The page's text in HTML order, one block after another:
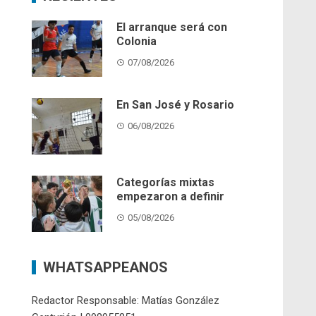
El arranque será con
Colonia
07/08/2026
En San José y Rosario
06/08/2026
Categorías mixtas
empezaron a definir
05/08/2026
WHATSAPPEANOS
Redactor Responsable: Matías González